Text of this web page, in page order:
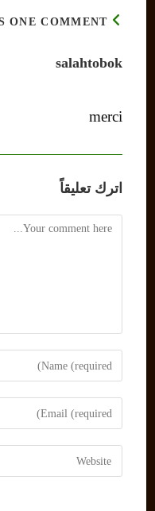
ONE COMMENT
salahtobok
merci
اترك تعليقاً
Comment
Enter
your
name
comment
Enter
your
email
address
Enter
your